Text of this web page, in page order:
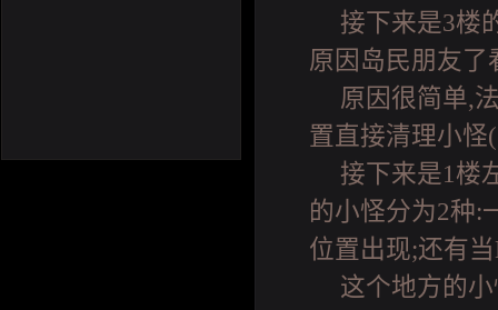
接下来是3楼
原因岛民朋友了
原因很简单,
置直接清理小怪
接下来是1楼
的小怪分为2种:
位置出现;还有
这个地方的